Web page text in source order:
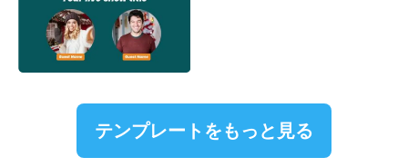
テンプレートをもっと見る